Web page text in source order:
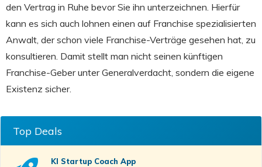
den Vertrag in Ruhe bevor Sie ihn unterzeichnen. Hierfür
kann es sich auch lohnen einen auf Franchise spezialisierten
Anwalt, der schon viele Franchise-Verträge gesehen hat, zu
konsultieren. Damit stellt man nicht seinen künftigen
Franchise-Geber unter Generalverdacht, sondern die eigene
Existenz sicher.
Top Deals
KI Startup Coach App